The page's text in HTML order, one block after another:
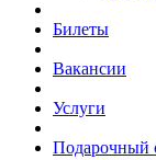
Билеты
Вакансии
Услуги
Подарочный